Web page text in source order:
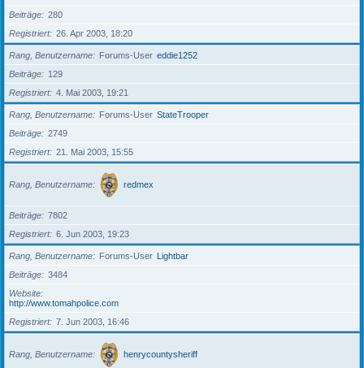
Beiträge
280
Registriert
26. Apr 2003, 18:20
Rang, Benutzername Forums-User eddie1252
Beiträge
129
Registriert
4. Mai 2003, 19:21
Rang, Benutzername Forums-User StateTrooper
Beiträge
2749
Registriert
21. Mai 2003, 15:55
Rang, Benutzername redmex
Beiträge
7802
Registriert
6. Jun 2003, 19:23
Rang, Benutzername Forums-User Lightbar
Beiträge
3484
Website
http://www.tomahpolice.com
Registriert
7. Jun 2003, 16:46
Rang, Benutzername henrycountysheriff